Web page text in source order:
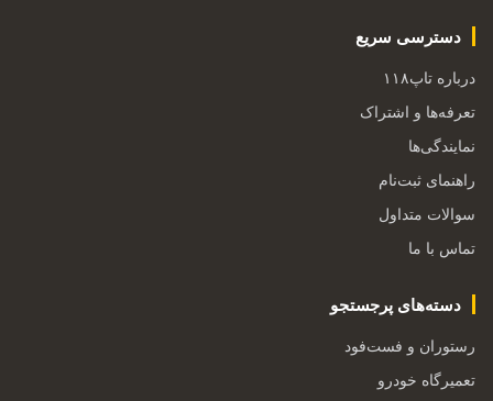
دسترسی سریع
درباره تاپ۱۱۸
تعرفه‌ها و اشتراک
نمایندگی‌ها
راهنمای ثبت‌نام
سوالات متداول
تماس با ما
دسته‌های پرجستجو
رستوران و فست‌فود
تعمیرگاه خودرو